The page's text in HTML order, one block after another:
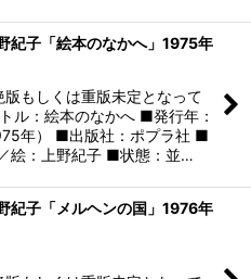
紀子「絵本のなかへ」1975年
もしくは重版未定となって
ル：絵本のなかへ ■発行年：
年） ■出版社：ポプラ社 ■
絵：上野紀子 ■状態：並…
紀子「メルヘンの国」1976年